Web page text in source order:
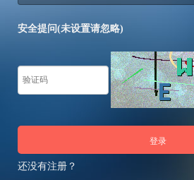
安全提问(未设置请忽略)
登录
还没有注册？